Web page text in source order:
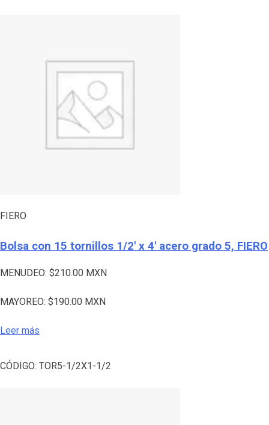
FIERO
Bolsa con 15 tornillos 1/2′ x 4′ acero grado 5, FIERO
MENUDEO: $210.00 MXN
MAYOREO: $190.00 MXN
Leer más
CÓDIGO: TOR5-1/2X1-1/2